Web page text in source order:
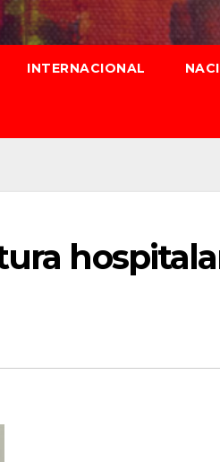
INTERNACIONAL